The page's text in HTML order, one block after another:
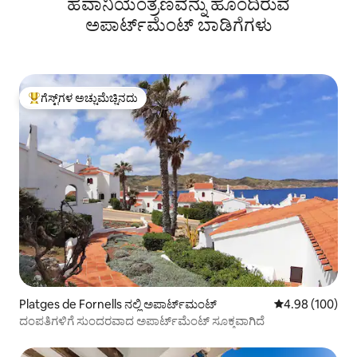
ಅಪಾರ್ಟ್‌ಮೆಂಟ್‌ ಬಾಡಿಗೆಗಳು
ಗೆಸ್ಟ್‌ಗಳಿಗೆ ಅತಿ ಹೆಚ್ಚು ಅಚ್ಚುಮೆಚ್ಚಿನದು
ಗೆಸ್ಟ್‌ಗಳ ಅಚ್ಚುಮೆಚ್ಚಿನದು
Platges de Fornells ನಲ್ಲಿ ಅಪಾರ್ಟ್‌ಮಂಟ್ 5 ರಲ್ಲಿ 4.98
4.98 (100)
ದಂಪತಿಗಳಿಗೆ ಸುಂದರವಾದ ಅಪಾರ್ಟ್‌ಮೆಂಟ್ ಸೂಕ್ತವಾಗಿದೆ